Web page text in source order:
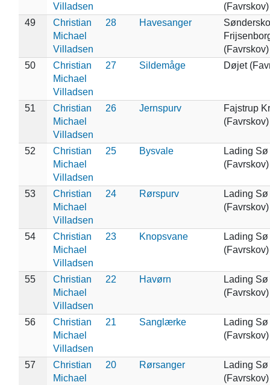
Villadsen
(Favrskov)
49
Christian
Michael
Villadsen
28 Havesanger
(Favrskov)
50
Christian
Michael
Villadsen
27 Sildemåge Døjet
51
Christian
Michael
Villadsen
26 Jernspurv
Fajstrup
(Favrskov)
52
Christian
Michael
Villadsen
25 Bysvale
Lading Sø
(Favrskov)
53
Christian
Michael
Villadsen
24 Rørspurv
Lading Sø
(Favrskov)
54
Christian
Michael
Villadsen
23 Knopsvane
Lading Sø
(Favrskov)
55
Christian
Michael
Villadsen
22 Havørn
Lading Sø
(Favrskov)
56
Christian
Michael
Villadsen
21 Sanglærke
Lading Sø
(Favrskov)
57
Christian
Michael
20 Rørsanger
Lading Sø
(Favrskov)